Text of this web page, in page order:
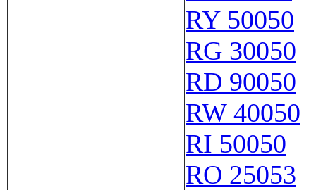
RY 50050
RG 30050
RD 90050
RW 40050
RI 50050
RO 25053